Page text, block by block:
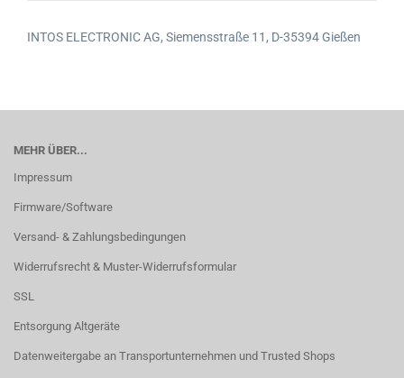
INTOS ELECTRONIC AG, Siemensstraße 11, D-35394 Gießen
MEHR ÜBER...
Impressum
Firmware/Software
Versand- & Zahlungsbedingungen
Widerrufsrecht & Muster-Widerrufsformular
SSL
Entsorgung Altgeräte
Datenweitergabe an Transportunternehmen und Trusted Shops